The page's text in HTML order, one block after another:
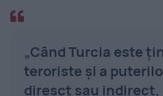
„Când Turcia este
teroriste și a
diresct sau indirect,